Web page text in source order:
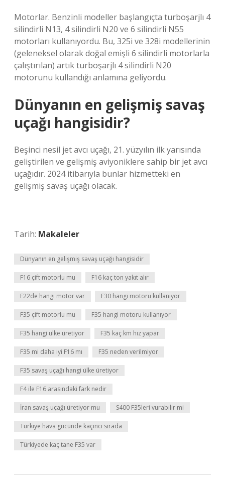
Motorlar. Benzinli modeller başlangıçta turboşarjlı 4
silindirli N13, 4 silindirli N20 ve 6 silindirli N55
motorları kullanıyordu. Bu, 325i ve 328i modellerinin
(geleneksel olarak doğal emişli 6 silindirli motorlarla
çalıştırılan) artık turboşarjlı 4 silindirli N20
motorunu kullandığı anlamına geliyordu.
Dünyanın en gelişmiş savaş
uçağı hangisidir?
Beşinci nesil jet avcı uçağı, 21. yüzyılın ilk yarısında
geliştirilen ve gelişmiş aviyoniklere sahip bir jet avcı
uçağıdır. 2024 itibarıyla bunlar hizmetteki en
gelişmiş savaş uçağı olacak.
Tarih: Makaleler
Dünyanın en gelişmiş savaş uçağı hangisidir
F16 çift motorlu mu F16 kaç ton yakıt alır
F22de hangi motor var F30 hangi motoru kullanıyor
F35 çift motorlu mu F35 hangi motoru kullanıyor
F35 hangi ülke üretiyor F35 kaç km hız yapar
F35 mi daha iyi F16 mı F35 neden verilmiyor
F35 savaş uçağı hangi ülke üretiyor
F4 ile F16 arasındaki fark nedir
İran savaş uçağı üretiyor mu S400 F35leri vurabilir mi
Türkiye hava gücünde kaçıncı sırada
Türkiyede kaç tane F35 var